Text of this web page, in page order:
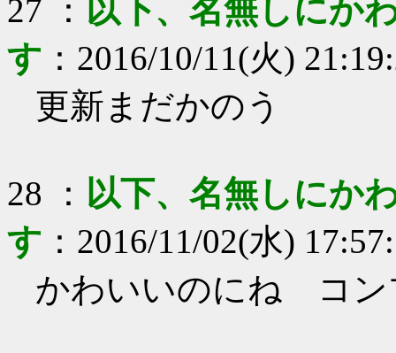
27 ： 以下、名無しにか
す ： 2016/10/11(火)
更新まだかのう
28 ： 以下、名無しにか
す ： 2016/11/02(水)
かわいいのにね コン